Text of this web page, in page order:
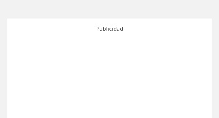
Publicidad